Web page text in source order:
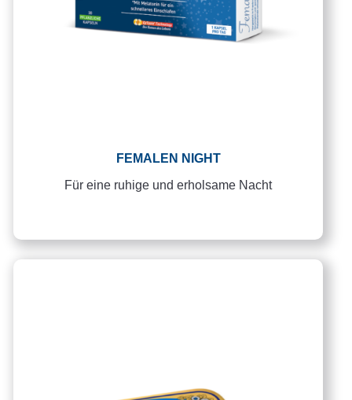
FEMALEN NIGHT
Für eine ruhige und erholsame Nacht